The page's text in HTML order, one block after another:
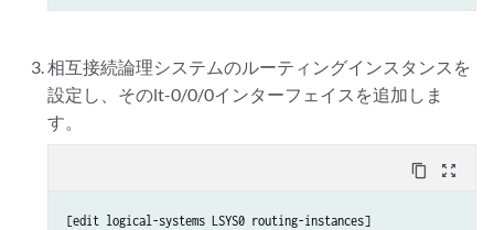
相互接続論理システムのルーティングインスタンスを
設定し、そのlt-0/0/0インターフェイスを追加しま
す。
content_copy zoom_out_map
[edit logical-systems LSYS0 routing-instances]